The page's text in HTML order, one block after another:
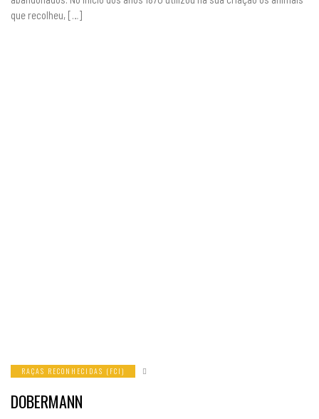
que recolheu, […]
RAÇAS RECONHECIDAS (FCI)
DOBERMANN